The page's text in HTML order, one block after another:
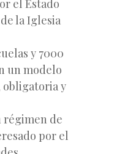
el Estado
la Iglesia
y 7000
un modelo
obligatoria y
régimen de
por el